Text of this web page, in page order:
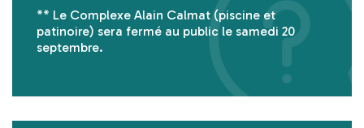
** Le Complexe Alain Calmat (piscine et
patinoire) sera fermé au public le samedi 20
septembre.